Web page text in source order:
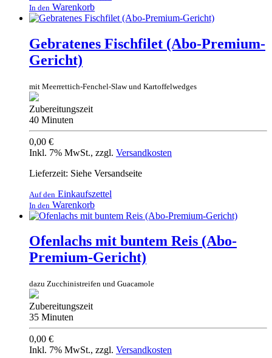
In den Warenkorb
Gebratenes Fischfilet (Abo-Premium-
Gericht)
mit Meerrettich-Fenchel-Slaw und Kartoffelwedges
Zubereitungszeit
40 Minuten
0,00 €
Inkl. 7% MwSt., zzgl. Versandkosten
Lieferzeit: Siehe Versandseite
Auf den Einkaufszettel
In den Warenkorb
Ofenlachs mit buntem Reis (Abo-
Premium-Gericht)
dazu Zucchinistreifen und Guacamole
Zubereitungszeit
35 Minuten
0,00 €
Inkl. 7% MwSt., zzgl. Versandkosten